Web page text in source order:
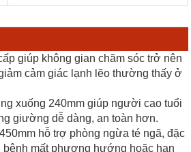
giúp không gian chăm sóc trở nên
cảm giác lạnh lẽo thường thấy ở
xuống 240mm giúp người cao tuổi
giường dễ dàng, an toàn hơn.
hỗ trợ phòng ngừa té ngã, đặc
mất phương hướng hoặc hạn